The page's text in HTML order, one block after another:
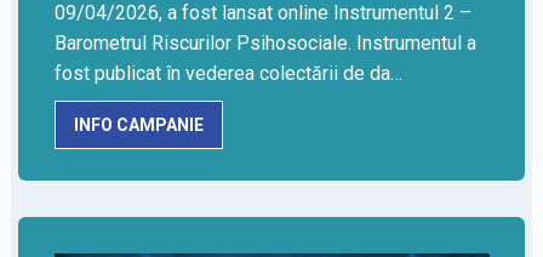
09/04/2026, a fost lansat online Instrumentul 2 –
Barometrul Riscurilor Psihosociale. Instrumentul a
fost publicat în vederea colectării de da…
INFO CAMPANIE